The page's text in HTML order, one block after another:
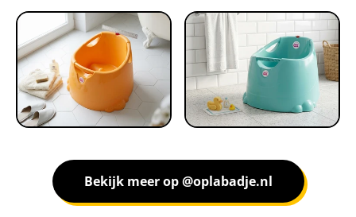
Bekijk meer op @oplabadje.nl